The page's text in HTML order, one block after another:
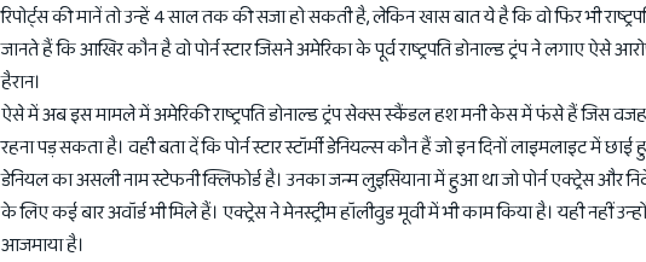
रिपोर्ट्स की मानें तो उन्हें 4 साल तक की सजा हो सकती है, लेकिन खास बात ये है कि वो फिर भी
जानते हैं कि आखिर कौन है वो पोर्न स्टार जिसने अमेरिका के पूर्व राष्ट्रपति डोनाल्ड ट्रंप ने लगाए ऐसे
हैरान।
ऐसे में अब इस मामले में अमेरिकी राष्ट्रपति डोनाल्ड ट्रंप सेक्स स्कैंडल हश मनी केस में फंसे हैं जिस
रहना पड़ सकता है। वही बता दें कि पोर्न स्टार स्टॉर्मी डेनियल्स कौन हैं जो इन दिनों लाइमलाइट में
डेनियल का असली नाम स्टेफनी क्लिफोर्ड है। उनका जन्म लुइसियाना में हुआ था जो पोर्न एक्ट्रेस और
के लिए कई बार अवॉर्ड भी मिले हैं। एक्ट्रेस ने मेनस्ट्रीम हॉलीवुड मूवी में भी काम किया है। यही नहीं
आजमाया है।